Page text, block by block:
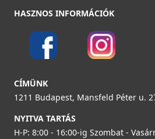
ELLECI - Csaptelep Eclipse - Fekete
MOKECLBK
219 990 Ft
ELLECI - Gyümölcsmosó kosár
AVP035BK
19 990 Ft
HASZNOS INFORMÁCIÓK
CÍMÜNK
1211 Budapest, Mansfeld Péter u.
NYITVA TARTÁS
H-P: 8:00 - 16:00-ig Szombat -